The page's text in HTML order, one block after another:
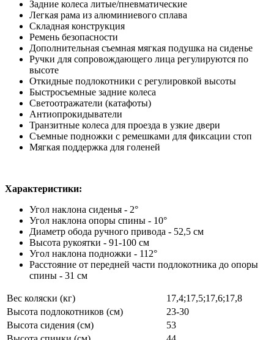
Задние колеса литые/пневматические
Легкая рама из алюминиевого сплава
Складная конструкция
Ремень безопасности
Дополнительная съемная мягкая подушка на сиденье
Ручки для сопровождающего лица регулируются по
высоте
Откидные подлокотники с регулировкой высоты
Быстросъемные задние колеса
Светоотражатели (катафоты)
Антиопрокидыватели
Транзитные колеса для проезда в узкие двери
Съемные подножки с ремешками для фиксации стоп
Мягкая поддержка для голеней
Характеристики:
Угол наклона сиденья - 2°
Угол наклона опоры спины - 10°
Диаметр обода ручного привода - 52,5 см
Высота рукоятки - 91-100 см
Угол наклона подножки - 112°
Расстояние от передней части подлокотника до опоры
спины - 31 см
Вес коляски (кг)
17,4;17,5;17,6;17,8
Высота подлокотников (см)
23-30
Высота сидения (см)
53